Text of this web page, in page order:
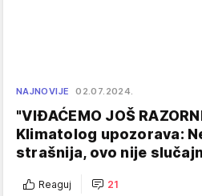
NAJNOVIJE 02.07.2024.
"VIĐAĆEMO JOŠ
Klimatolog upozorava:
strašnija, ovo nije
Reaguj 21